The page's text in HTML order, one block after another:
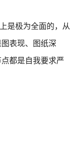
是极为全面的，从
表现、图纸深
都是自我要求严